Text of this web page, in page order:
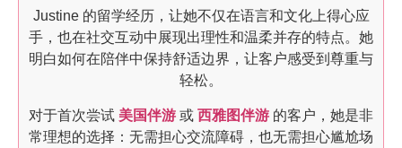
Justine 的留学经历，让她不仅在语言和文化上得心应
手，也在社交互动中展现出理性和温柔并存的特点。她
明白如何在陪伴中保持舒适边界，让客户感受到尊重与
轻松。
对于首次尝试 美国伴游 或 西雅图伴游 的客户，她是非
常理想的选择：无需担心交流障碍，也无需担心尴尬场